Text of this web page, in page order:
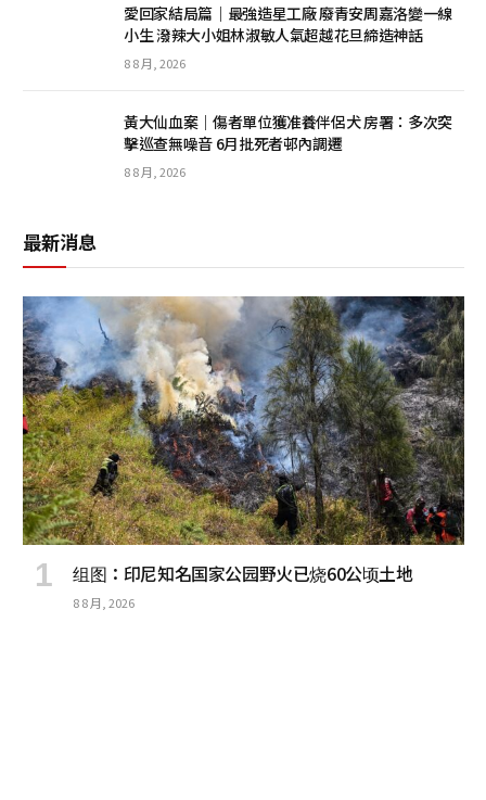
愛回家結局篇｜最強造星工廠 廢青安周嘉洛變一線
小生 潑辣大小姐林淑敏人氣超越花旦締造神話
8 8 月, 2026
黃大仙血案｜傷者單位獲准養伴侶犬 房署：多次突
擊巡查無噪音 6月批死者邨內調遷
8 8 月, 2026
最新消息
组图：印尼知名国家公园野火已烧60公顷土地
8 8 月, 2026